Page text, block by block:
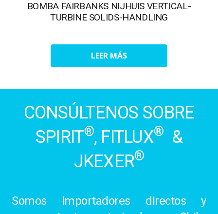
BOMBA FAIRBANKS NIJHUIS VERTICAL-
TURBINE SOLIDS-HANDLING
LEER MÁS
CONSÚLTENOS SOBRE
SPIRIT®, FITLUX® &
JKEXER®
Somos importadores directos y